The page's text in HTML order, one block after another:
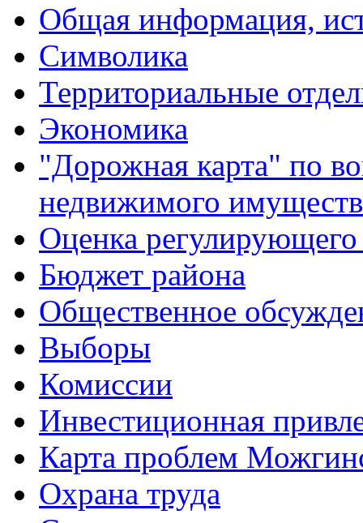
Общая информация,
Символика
Территориальные
Экономика
"Дорожная карта" по
недвижимого
Оценка регулирующего
Бюджет района
Общественное
Выборы
Комиссии
Инвестиционная
Карта проблем
Охрана труда